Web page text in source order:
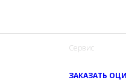
Сервис
ЗАКАЗАТЬ